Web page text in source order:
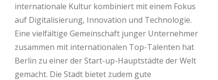
internationale Kultur kombiniert mit einem Fokus
auf Digitalisierung, Innovation und Technologie.
Eine vielfältige Gemeinschaft junger Unternehmer
zusammen mit internationalen Top-Talenten hat
Berlin zu einer der Start-up-Hauptstädte der Welt
gemacht. Die Stadt bietet zudem gute